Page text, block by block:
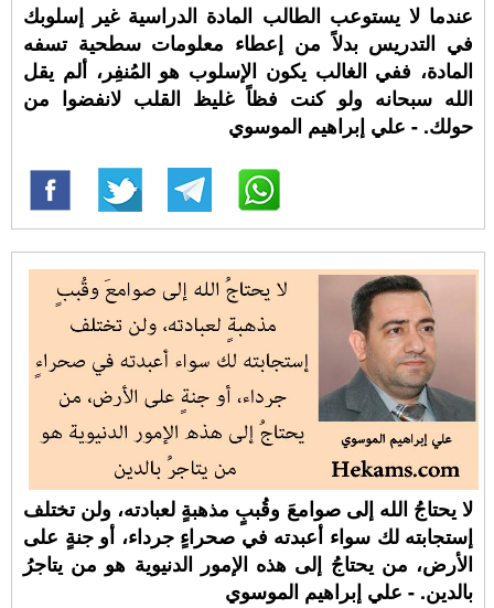
عندما لا يستوعب الطالب المادة الدراسية غير إسلوبك
في التدريس بدلاً من إعطاء معلومات سطحية تسفه
المادة، ففي الغالب يكون الإسلوب هو المُنفِر، ألم يقل
الله سبحانه ولو كنت فظاً غليظ القلب لانفضوا من
حولك. - علي إبراهيم الموسوي
لا يحتاجُ الله إلى صوامعَ وقُببٍ مذهبةٍ لعبادته، ولن تختلف
إستجابته لك سواء أعبدته في صحراءٍ جرداء، أو جنةٍ على
الأرض، من يحتاجُ إلى هذه الإمور الدنيوية هو من يتاجرُ
بالدين. - علي إبراهيم الموسوي